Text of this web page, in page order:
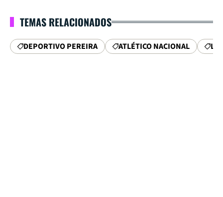
TEMAS RELACIONADOS
DEPORTIVO PEREIRA ATLÉTICO NACIONAL